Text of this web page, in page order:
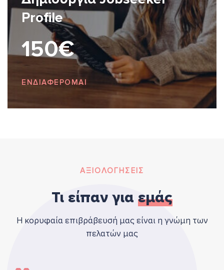
Profile
150€
ΕΝΔΙΑΦΕΡΟΜΑΙ
ΑΞΙΟΛΟΓΗΣΕΙΣ
Τι είπαν για εμάς
Η κορυφαία επιβράβευσή μας είναι η γνώμη των
πελατών μας